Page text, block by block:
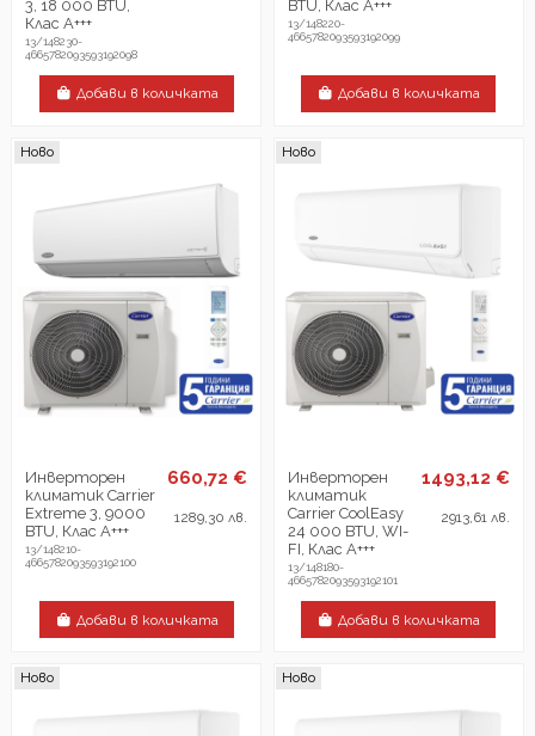
3, 18 000 BTU,
Клас А+++
13/148230-
4665782093593192098
Добави в количката
BTU, Клас А+++
13/148220-
4665782093593192099
Добави в количката
Ново
Инверторен
климатик Carrier
Extreme 3, 9000
BTU, Клас А+++
13/148210-
4665782093593192100
660,72 €
1289,30 лв.
Добави в количката
Ново
Инверторен
климатик
Carrier CoolEasy
24 000 BTU, WI-
FI, Клас А+++
13/148180-
4665782093593192101
1493,12 €
2913,61 лв.
Добави в количката
Ново Ново